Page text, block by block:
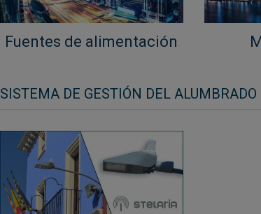
Fuentes de alimentación
SISTEMA DE GESTIÓN DEL ALUMBRADO